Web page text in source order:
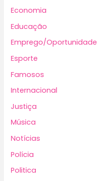
Economia
Educação
Emprego/Oportunidade
Esporte
Famosos
Internacional
Justiça
Música
Notícias
Polícia
Politica